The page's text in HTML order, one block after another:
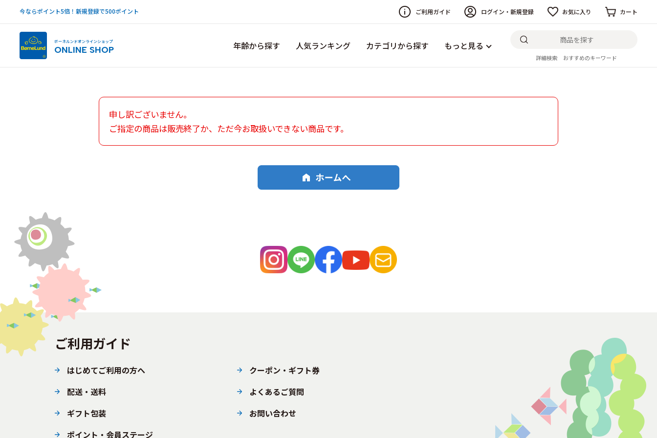
今ならポイント5倍！新規登録で500ポイント ご利用ガイド ログイン・新規登録 お気に入り カート
ボーネルンドオンラインショップ
ONLINE SHOP 年齢から探す 人気ランキング カテゴリから探す もっと見る
詳細検索 おすすめのキーワード
申し訳ございません。
ご指定の商品は販売終了か、ただ今お取扱いできない商品です。
ご利用ガイド
はじめてご利用の方へ
配送・送料
ギフト包装
ポイント・会員ステージ
クーポン・ギフト券
よくあるご質問
お問い合わせ